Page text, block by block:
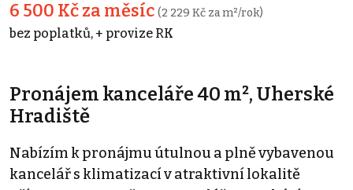
6 500 Kč za měsíc (2 229 Kč za m²/rok)
bez poplatků, + provize RK
Pronájem kanceláře 40 m², Uherské
Hradiště
Nabízím k pronájmu útulnou a plně vybavenou
kancelář s klimatizací v atraktivní lokalitě